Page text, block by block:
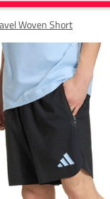
Woven Short